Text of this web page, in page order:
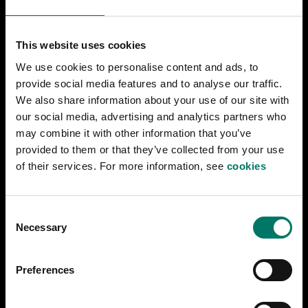
This website uses cookies
We use cookies to personalise content and ads, to
provide social media features and to analyse our traffic.
We also share information about your use of our site with
our social media, advertising and analytics partners who
may combine it with other information that you’ve
provided to them or that they’ve collected from your use
of their services. For more information, see cookies
Necessary
Preferences
väskyile vierailun aikana löytyy. Ole hyvä ja älä
ota isompia väskyjä sisäle mysehoon, ko meilä ei
ole säilytyspaikkaa niile.
Lue lissää:
https://www.jarnvagsmuseet.se/en/visit/plan-
your-visit
Tiiistai – pyhä: kello 11.00 – 17.00.